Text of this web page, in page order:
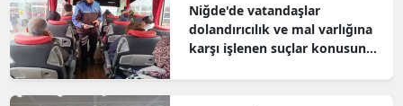
Niğde'de vatandaşlar
dolandırıcılık ve mal varlığına
karşı işlenen suçlar konusunda